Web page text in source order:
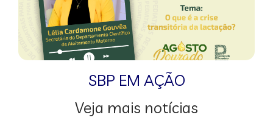
SBP EM AÇÃO
Veja mais notícias